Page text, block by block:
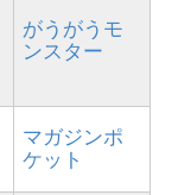
がうがうモ
ンスター
マガジンポ
ケット